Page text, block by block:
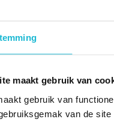
maakt gebruik van
gebruik van
van de
ondersteund door de